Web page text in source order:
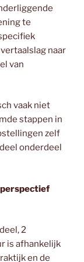
te
naar
van
vaak niet
stappen in
zelf
onderdeel
2
is afhankelijk
en de